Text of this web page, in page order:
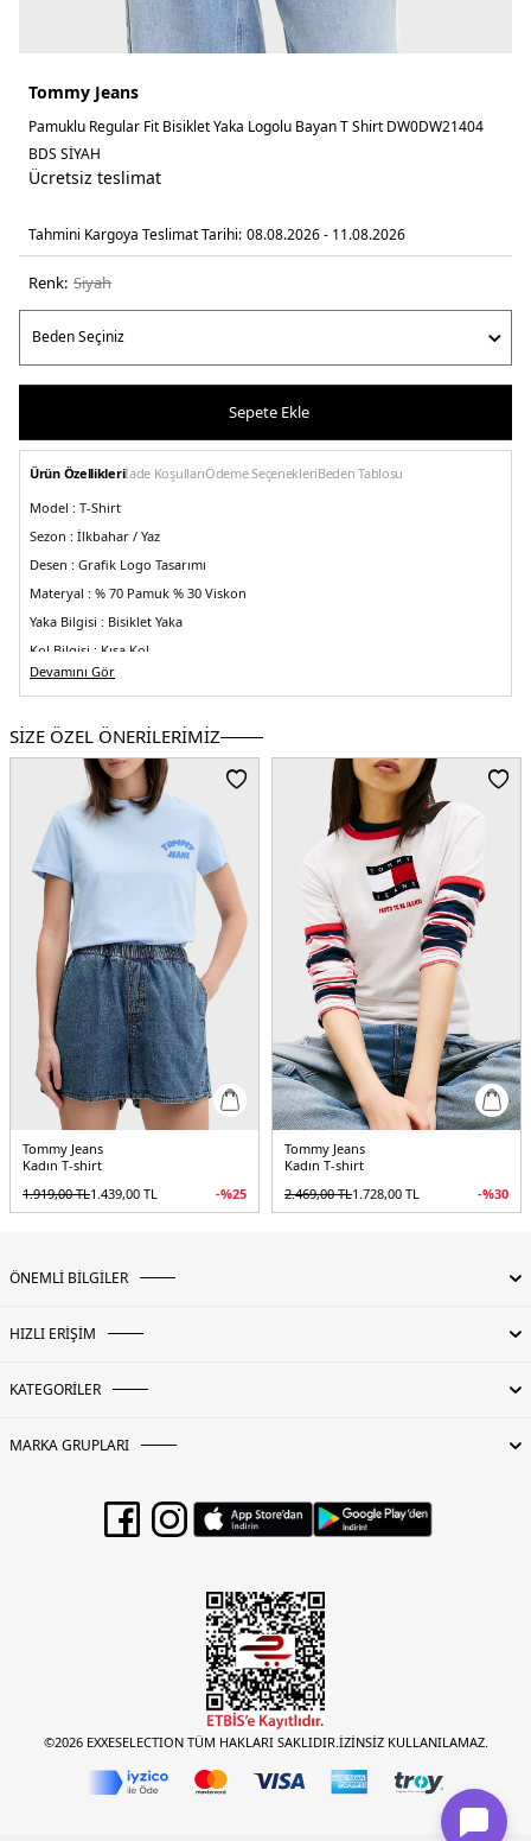
Tommy Jeans
Pamuklu Regular Fit Bisiklet Yaka Logolu Bayan T Shirt DW0DW21404
BDS SİYAH
Ücretsiz teslimat
Tahmini Kargoya Teslimat Tarihi: 08.08.2026 - 11.08.2026
Renk: si̇yah
Sepete Ekle
Ürün Özellikleriİade KoşullarıÖdeme SeçenekleriBeden Tablosu
Model : T-Shirt
Sezon : İlkbahar / Yaz
Desen : Grafik Logo Tasarımı
Materyal : % 70 Pamuk % 30 Viskon
Yaka Bilgisi : Bisiklet Yaka
Kol Bilgisi : Kısa Kol
Kalıp Bilgisi :Regular Fit
2DEDW0DW21404BDS.07
Devamını Gör
SİZE ÖZEL ÖNERİLERİMİZ
Tommy Jeans
Kadın T-shirt
1.919,00TL1.439,00 TL -%25
Tommy Jeans
Kadın T-shirt
2.469,00TL1.728,00 TL -%30
ÖNEMLİ BİLGİLER
HIZLI ERİŞİM
KATEGORİLER
MARKA GRUPLARI
©2026 EXXESELECTION TÜM HAKLARI SAKLIDIR.İZİNSİZ KULLANILAMAZ.